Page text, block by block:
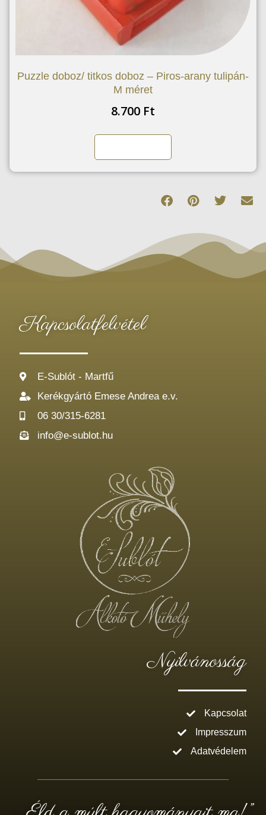
Puzzle doboz/ titkos doboz – Piros-arany tulipán-
M méret
8.700 Ft
Kapcsolatfelvétel
E-Sublót - Martfű
Kerékgyártó Emese Andrea e.v.
06 30/315-6281
info@e-sublot.hu
Nyilvánosság
Kapcsolat
Impresszum
Adatvédelem